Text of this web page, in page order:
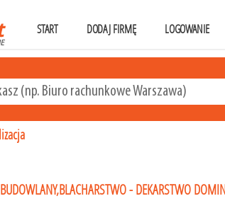
START DODAJ FIRMĘ LOGOWANIE
- DEKARSTWO